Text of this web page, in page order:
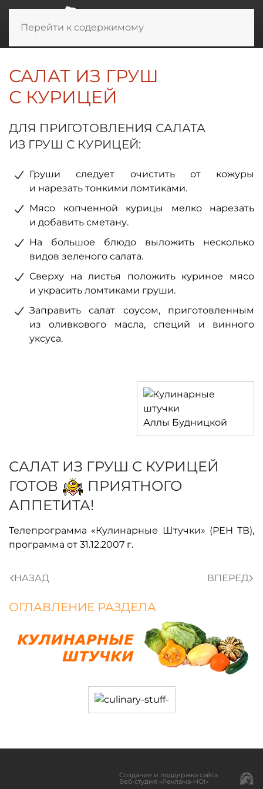
Перейти к содержимому
САЛАТ ИЗ ГРУШ
С КУРИЦЕЙ
ДЛЯ ПРИГОТОВЛЕНИЯ САЛАТА
ИЗ ГРУШ С КУРИЦЕЙ:
Груши следует очистить от кожуры
и нарезать тонкими ломтиками.
Мясо копченной курицы мелко нарезать
и добавить сметану.
На большое блюдо выложить несколько
видов зеленого салата.
Сверху на листья положить куриное мясо
и украсить ломтиками груши.
Заправить салат соусом, приготовленным
из оливкового масла, специй и винного
уксуса.
САЛАТ ИЗ ГРУШ С КУРИЦЕЙ
ГОТОВ
ПРИЯТНОГО
АППЕТИТА!
Телепрограмма «Кулинарные Штучки» (РЕН ТВ),
программа от 31.12.2007 г.
НАЗАД ВПЕРЕД
ОГЛАВЛЕНИЕ РАЗДЕЛА
Создание и поддержка сайта
Веб-студия «Реклама-НО!»